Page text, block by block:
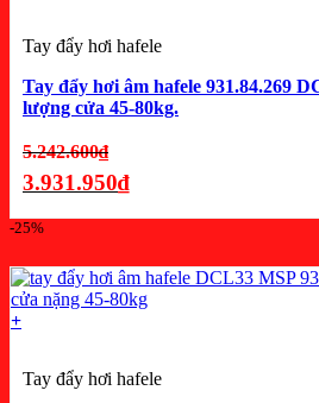
Tay đẩy hơi hafele
Tay đẩy hơi âm hafele 931.84.269
lượng cửa 45-80kg.
5.242.600₫Giá
gốc
3.931.950₫
tại
là:
-25%
+
Tay đẩy hơi hafele